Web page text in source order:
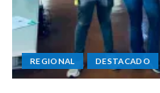
REGIONAL DESTACADO